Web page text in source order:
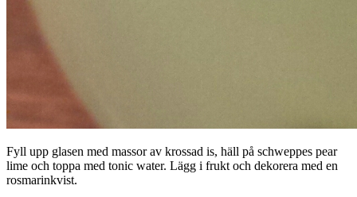
Fyll upp glasen med massor av krossad is, häll på schweppes pear
lime och toppa med tonic water. Lägg i frukt och dekorera med en
rosmarinkvist.